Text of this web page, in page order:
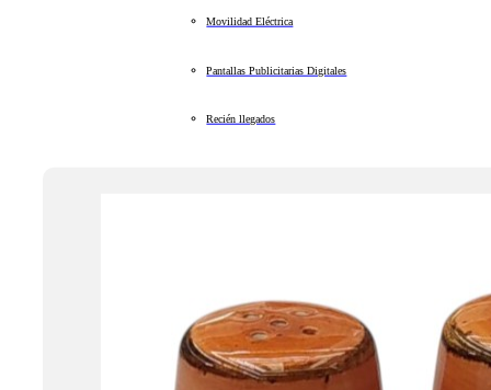
Movilidad Eléctrica
Pantallas Publicitarias Digitales
Recién llegados